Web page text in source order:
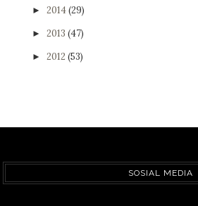
► 2014(29)
► 2013 (47)
► 2012 (53)
SOSIAL MEDIA